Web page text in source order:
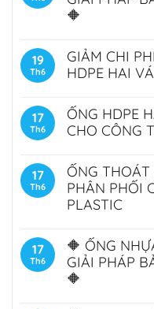
🔶
19
Th6
GIẢM CHI
HDPE HAI
17
Th6
ỐNG HDPE
CHO CÔNG
17
Th6
ỐNG THOÁT
PHÂN PHỐI
PLASTIC
17
Th6
🔶 ỐNG
GIẢI PHÁP
🔶